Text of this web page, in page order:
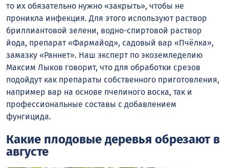
то их обязательно нужно «закрыть», чтобы не
проникла инфекция. Для этого используют раствор
бриллиантовой зелени, водно-спиртовой раствор
йода, препарат «Фармайод», садовый вар «Пчёлка»,
замазку «Раннет». Наш эксперт по экоземледелию
Максим Лыков говорит, что для обработки срезов
подойдут как препараты собственного приготовления,
например вар на основе пчелиного воска, так и
профессиональные составы с добавлением
фунгицида.
Какие плодовые деревья обрезают в
августе